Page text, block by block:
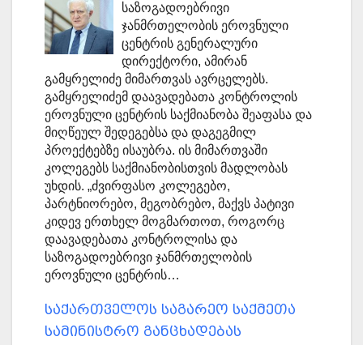
საზოგადოებრივი
ჯანმრთელობის ეროვნული
ცენტრის გენერალური
დირექტორი, ამირან
გამყრელიძე მიმართვას ავრცელებს.
გამყრელიძემ დაავადებათა კონტროლის
ეროვნული ცენტრის საქმიანობა შეაფასა და
მიღწეულ შედეგებსა და დაგეგმილ
პროექტებზე ისაუბრა. ის მიმართვაში
კოლეგებს საქმიანობისთვის მადლობას
უხდის. „ძვირფასო კოლეგებო,
პარტნიორებო, მეგობრებო, მაქვს პატივი
კიდევ ერთხელ მოგმართოთ, როგორც
დაავადებათა კონტროლისა და
საზოგადოებრივი ჯანმრთელობის
ეროვნული ცენტრის…
საქართველოს საგარეო საქმეთა
სამინისტრო განცხადებას